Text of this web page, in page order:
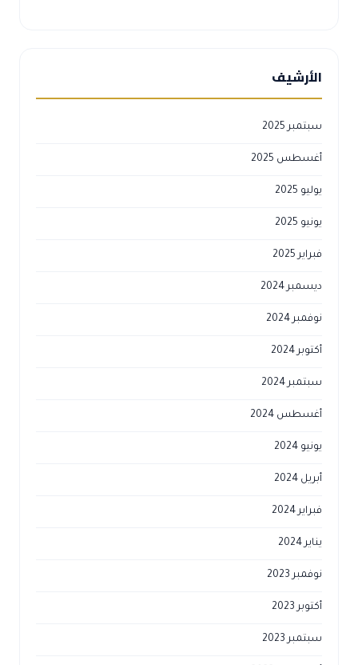
الأرشيف
سبتمبر 2025
أغسطس 2025
يوليو 2025
يونيو 2025
فبراير 2025
ديسمبر 2024
نوفمبر 2024
أكتوبر 2024
سبتمبر 2024
أغسطس 2024
يونيو 2024
أبريل 2024
فبراير 2024
يناير 2024
نوفمبر 2023
أكتوبر 2023
سبتمبر 2023